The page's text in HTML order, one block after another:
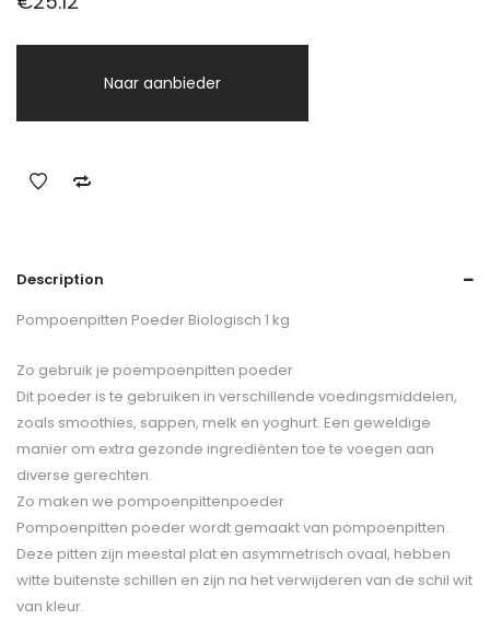
Naar aanbieder
Description
Pompoenpitten Poeder Biologisch 1 kg
Zo gebruik je poempoenpitten poeder
Dit poeder is te gebruiken in verschillende voedingsmiddelen,
zoals smoothies, sappen, melk en yoghurt. Een geweldige
manier om extra gezonde ingrediënten toe te voegen aan
diverse gerechten.
Zo maken we pompoenpittenpoeder
Pompoenpitten poeder wordt gemaakt van pompoenpitten.
Deze pitten zijn meestal plat en asymmetrisch ovaal, hebben
witte buitenste schillen en zijn na het verwijderen van de schil wit
van kleur.